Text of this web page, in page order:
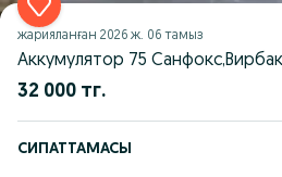
жарияланған 2026 ж. 06 тамыз
Аккумулятор 75
32 000 тг.
СИПАТТАМАСЫ